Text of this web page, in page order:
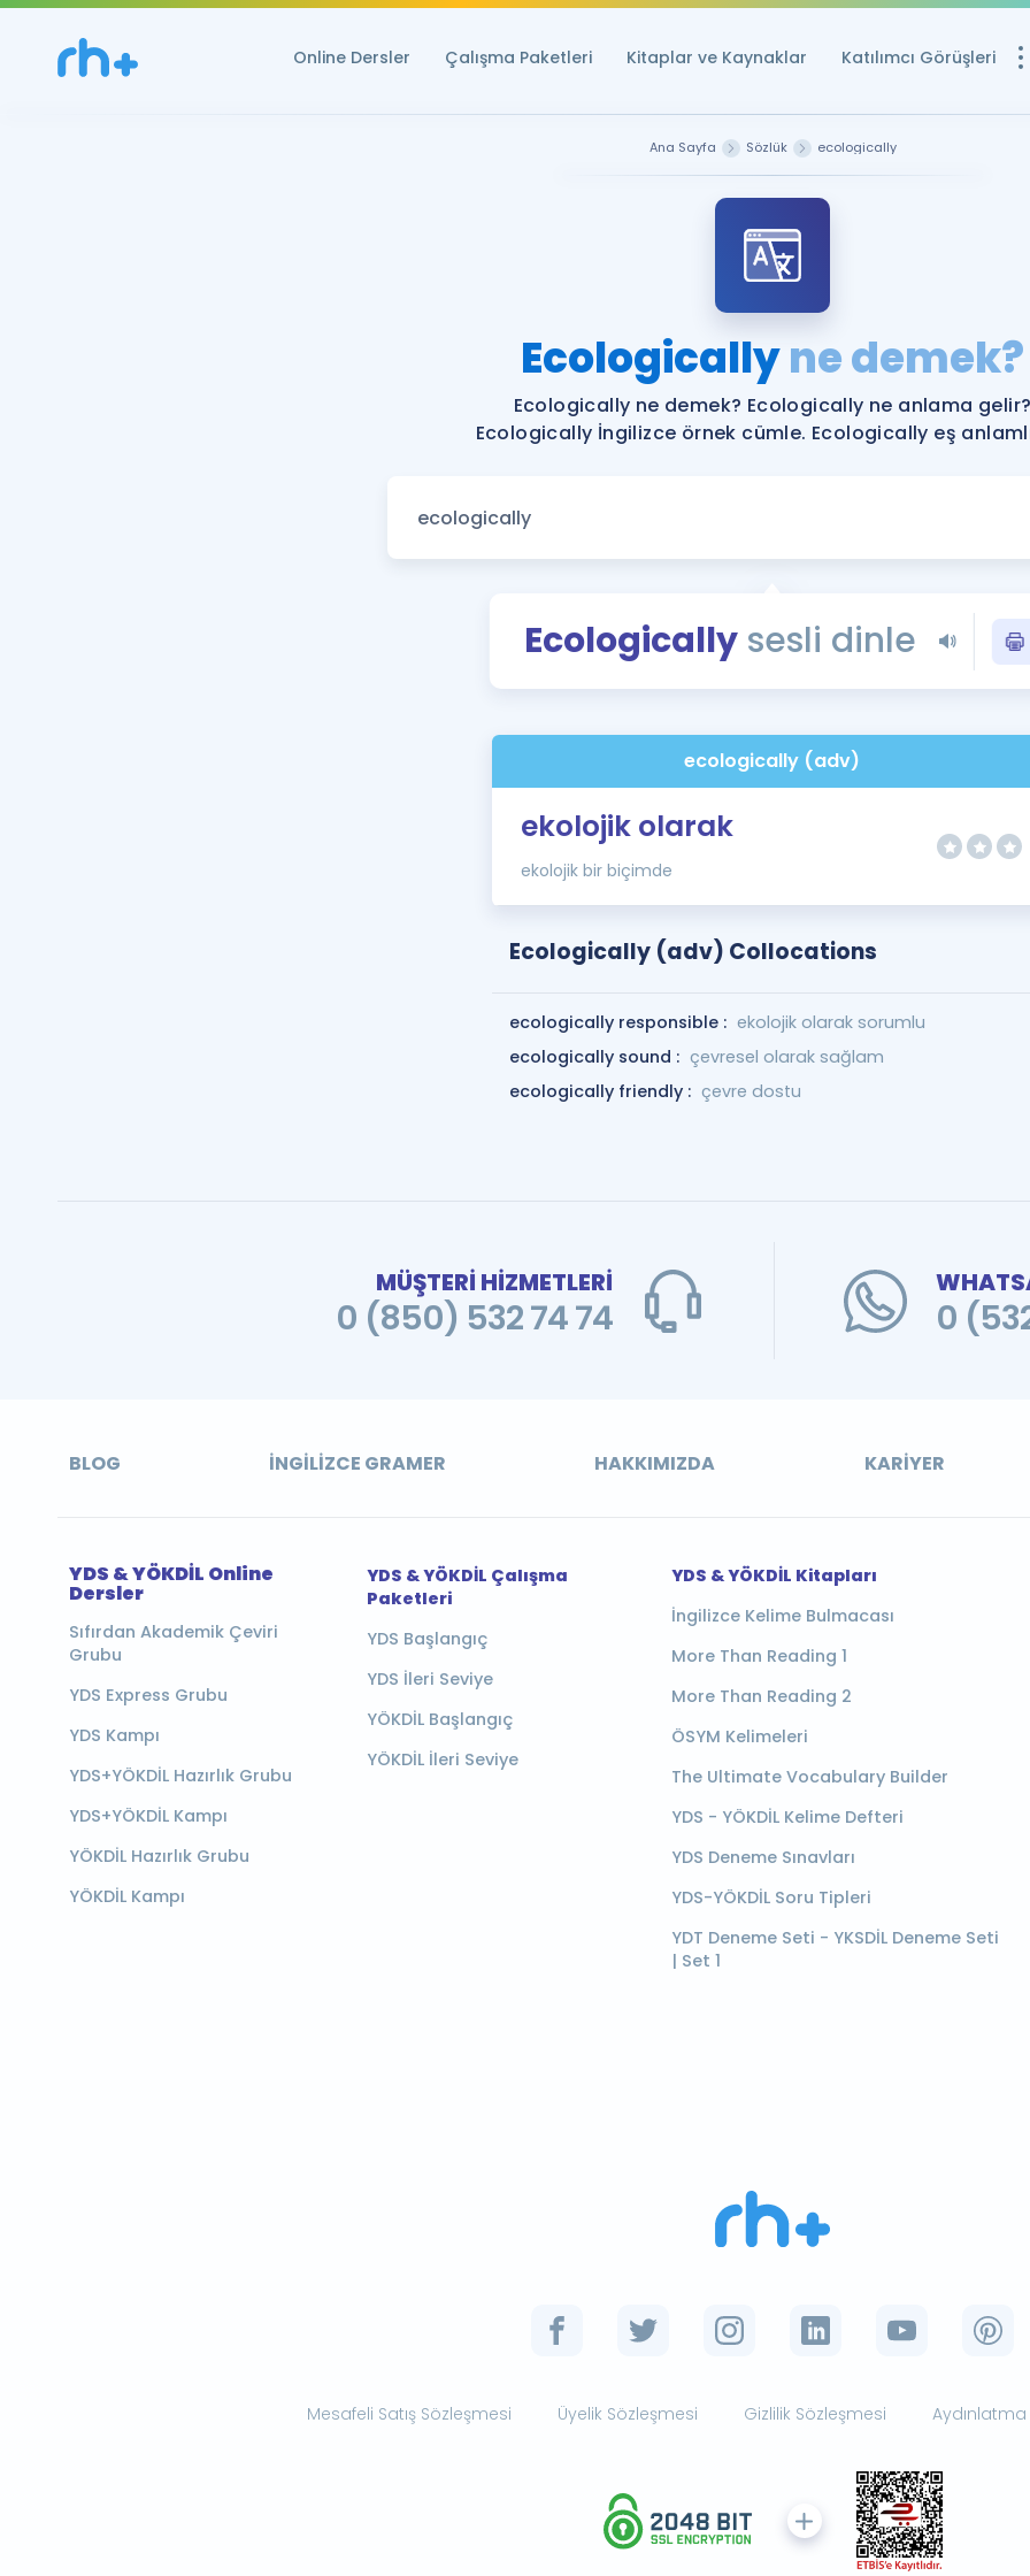
Online Dersler Çalışma Paketleri Kitaplar ve Kaynaklar Katılımcı Görüşleri
Ücretsiz
YDS ve YÖKDİL
YDS ve YÖKDİL'e
Tüm ÖSYM
Blog
YDS - YÖKDİL
İngilizce
Ana Sayfa Sözlük ecologically
Ecologicallyne demek?
Ecologically ne demek? Ecologically ne anlama gelir?
Ecologically İngilizce örnek cümle. Ecologically eş
Ecologicallysesli dinle
ecologically (adv)
ekolojik olarak
ekolojik bir biçimde
Ecologically (adv) Collocations
ecologically responsible : ekolojik olarak sorumlu
ecologically sound : çevresel olarak sağlam
ecologically friendly : çevre dostu
MÜŞTERİ HİZMETLERİ
0 (850) 532 74 74 0
BLOG İNGILIZCE GRAMER HAKKIMIZDA KARIYER
YDS & YÖKDİL Online
Dersler
Sıfırdan Akademik Çeviri
Grubu
YDS Express Grubu
YDS Kampı
YDS+YÖKDİL Hazırlık Grubu
YDS+YÖKDİL Kampı
YÖKDİL Hazırlık Grubu
YÖKDİL Kampı
YDS & YÖKDİL Çalışma
Paketleri
YDS Başlangıç
YDS İleri Seviye
YÖKDİL Başlangıç
YÖKDİL İleri Seviye
YDS & YÖKDİL Kitapları
İngilizce Kelime Bulmacası
More Than Reading 1
More Than Reading 2
ÖSYM Kelimeleri
The Ultimate Vocabulary Builder
YDS - YÖKDİL Kelime Defteri
YDS Deneme Sınavları
YDS-YÖKDİL Soru Tipleri
YDT Deneme Seti - YKSDİL Deneme Seti
| Set 1
Mesafeli Satış Sözleşmesi Üyelik Sözleşmesi Gizlilik Sözleşmesi